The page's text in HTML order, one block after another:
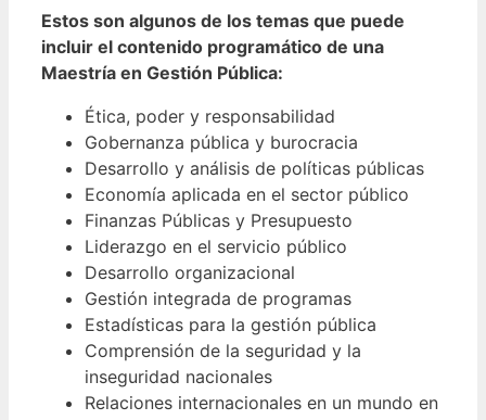
Estos son algunos de los temas que puede
incluir el contenido programático de una
Maestría en Gestión Pública:
Ética, poder y responsabilidad
Gobernanza pública y burocracia
Desarrollo y análisis de políticas públicas
Economía aplicada en el sector público
Finanzas Públicas y Presupuesto
Liderazgo en el servicio público
Desarrollo organizacional
Gestión integrada de programas
Estadísticas para la gestión pública
Comprensión de la seguridad y la
inseguridad nacionales
Relaciones internacionales en un mundo en